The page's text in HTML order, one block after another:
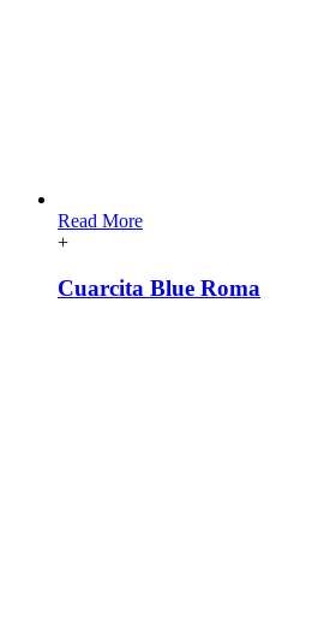
Read More
+
Cuarcita Blue Roma